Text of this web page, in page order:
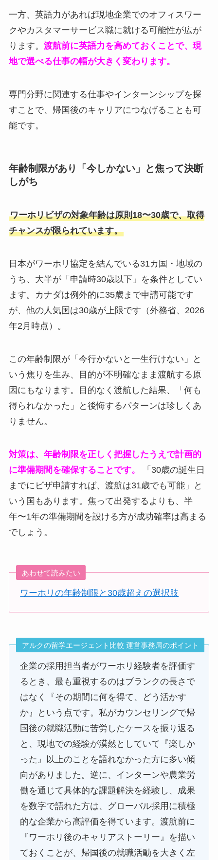
一方、英語力があれば現地企業でのオフィスワー
クやカスタマーサービス職に就ける可能性が広が
ります。 渡航前に英語力を高めておくことで、現
地で選べる仕事の幅が大きく変わります。
専門分野に関連する仕事やインターンシップを探
すことで、帰国後のキャリアにつなげることも可
能です。
年齢制限があり「今しかない」と焦って決断
しがち
ワーホリビザの対象年齢は原則18〜30歳で、取得
チャンスが限られています。
日本がワーホリ協定を結んでいる31カ国・地域の
うち、大半が「申請時30歳以下」を条件としてい
ます。カナダは例外的に35歳まで申請可能です
が、他の人気国は30歳が上限です（外務省、2026
年2月時点）。
この年齢制限が「今行かないと一生行けない」と
いう焦りを生み、目的が不明確なまま渡航する原
因にもなります。目的なく渡航した結果、「何も
得られなかった」と後悔するパターンは珍しくあ
りません。
対策は、年齢制限を正しく把握したうえで計画的
に準備期間を確保することです。
「30歳の誕生日
までにビザ申請すれば、渡航は31歳でも可能」と
いう国もあります。焦って出発するよりも、半
年〜1年の準備期間を設ける方が成功確率は高まる
でしょう。
あわせて読みたい
ワーホリの年齢制限と30歳超えの選択肢
アルクの留学エージェント比較 運営事務局のポイント
企業の採用担当者がワーホリ経験者を評価す
るとき、最も重視するのはブランクの長さで
はなく『その期間に何を得て、どう活かす
か』という点です。私がカウンセリングで帰
国後の就職活動に苦労したケースを振り返る
と、現地での経験が漠然としていて『楽しか
った』以上のことを語れなかった方に多い傾
向がありました。逆に、インターンや農業労
働を通じて具体的な課題解決を経験し、成果
を数字で語れた方は、グローバル採用に積極
的な企業から高評価を得ています。渡航前に
『ワーホリ後のキャリアストーリー』を描い
ておくことが、帰国後の就職活動を大きく左